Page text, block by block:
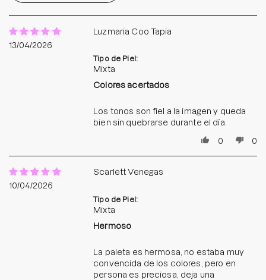
13/04/2026
Luzmaria Coo Tapia
Tipo de Piel:
Mixta
Colores acertados
Los tonos son fiel a la imagen y queda
bien sin quebrarse durante el día.
0
0
10/04/2026
Scarlett Venegas
Tipo de Piel:
Mixta
Hermoso
La paleta es hermosa, no estaba muy
convencida de los colores, pero en
persona es preciosa, deja una